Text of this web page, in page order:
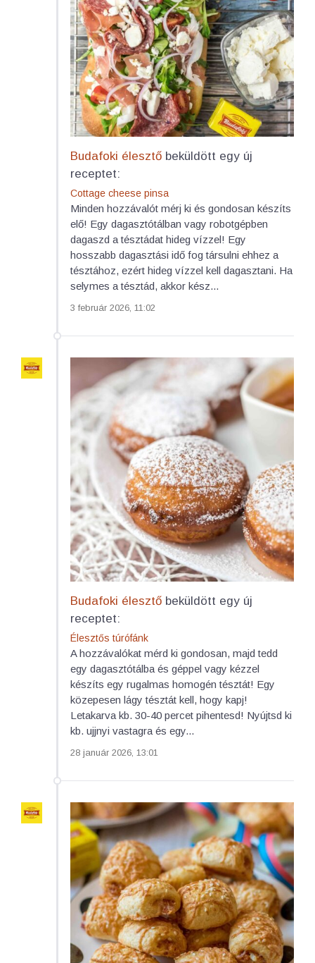
Budafoki élesztő beküldött egy új
receptet:
Cottage cheese pinsa
Minden hozzávalót mérj ki és gondosan készíts
elő! Egy dagasztótálban vagy robotgépben
dagaszd a tésztádat hideg vízzel! Egy
hosszabb dagasztási idő fog társulni ehhez a
tésztához, ezért hideg vízzel kell dagasztani. Ha
selymes a tésztád, akkor kész...
3 február 2026, 11:02
Budafoki élesztő beküldött egy új
receptet:
Élesztős túrófánk
A hozzávalókat mérd ki gondosan, majd tedd
egy dagasztótálba és géppel vagy kézzel
készíts egy rugalmas homogén tésztát! Egy
közepesen lágy tésztát kell, hogy kapj!
Letakarva kb. 30-40 percet pihentesd! Nyújtsd ki
kb. ujjnyi vastagra és egy...
28 január 2026, 13:01